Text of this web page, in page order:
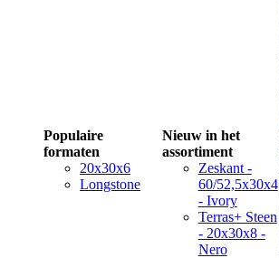
Populaire
formaten
20x30x6
Longstone
Nieuw in het
assortiment
Zeskant -
60/52,5x30x4
- Ivory
Terras+ Steen
- 20x30x8 -
Nero